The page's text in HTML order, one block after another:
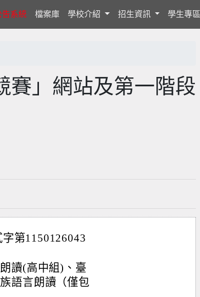
告系統 檔案庫 學校介紹 招生資訊 學生專區
賽」網站及第一階段
第1150126043
讀(高中組)、臺
語言朗讀（僅包